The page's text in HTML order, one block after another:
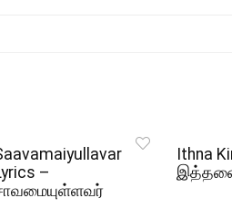
–
Ithna
இத்தனை